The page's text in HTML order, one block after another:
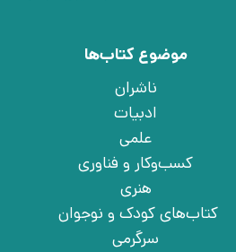
موضوع کتاب‌ها
ناشران
ادبیات
علمی
کسب‌وکار و فناوری
هنری
کتاب‌های کودک و نوجوان
سرگرمی